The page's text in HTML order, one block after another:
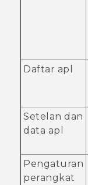
Daftar apl
Setelan dan
data apl
Pengaturan
perangkat